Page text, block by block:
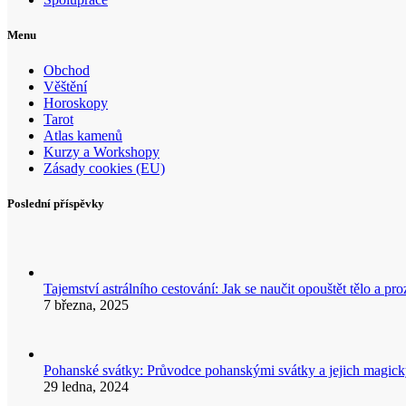
Menu
Obchod
Věštění
Horoskopy
Tarot
Atlas kamenů
Kurzy a Workshopy
Zásady cookies (EU)
Poslední příspěvky
Tajemství astrálního cestování: Jak se naučit opouštět tělo a
7 března, 2025
Pohanské svátky: Průvodce pohanskými svátky a jejich
29 ledna, 2024